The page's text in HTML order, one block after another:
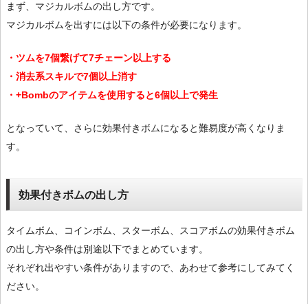
まず、マジカルボムの出し方です。
マジカルボムを出すには以下の条件が必要になります。
・ツムを7個繋げて7チェーン以上する
・消去系スキルで7個以上消す
・+Bombのアイテムを使用すると6個以上で発生
となっていて、さらに効果付きボムになると難易度が高くなりま
す。
効果付きボムの出し方
タイムボム、コインボム、スターボム、スコアボムの効果付きボム
の出し方や条件は別途以下でまとめています。
それぞれ出やすい条件がありますので、あわせて参考にしてみてく
ださい。